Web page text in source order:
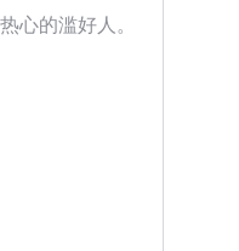
心的滥好人。